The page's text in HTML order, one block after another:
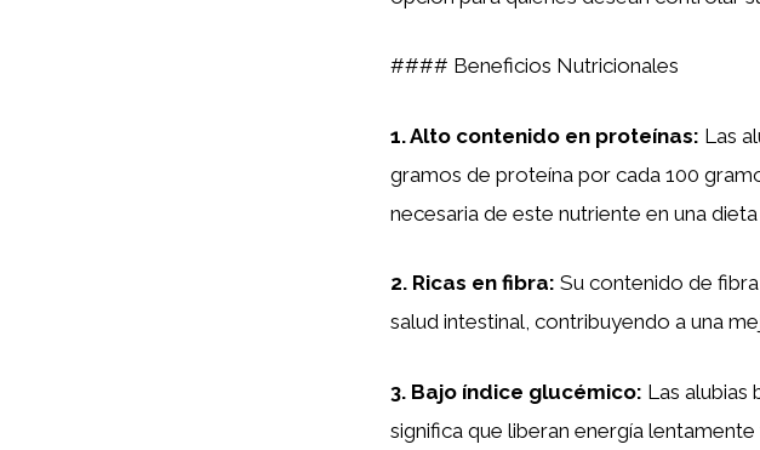
#### Beneficios Nutricionales
1.Alto contenido en proteínas: Las
gramos de proteína por cada 100
necesaria de este nutriente en una
2. Ricas en fibra: Su contenido de
salud intestinal, contribuyendo a una
3. Bajo índice glucémico: Las alubias
significa que liberan energía